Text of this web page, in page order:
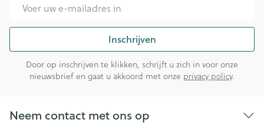
Inschrijven
Door op inschrijven te klikken, schrijft u zich in voor onze
nieuwsbrief en gaat u akkoord met onze privacy policy.
Neem contact met ons op